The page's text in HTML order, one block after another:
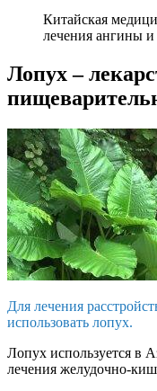
Китайская
лечения ангины и
Лопух –
Для лечения
использовать лопух.
Лопух используется в
лечения желудочно-